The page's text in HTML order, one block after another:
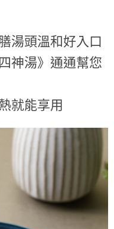
湯頭溫和好入口
神湯》通通幫您
就能享用